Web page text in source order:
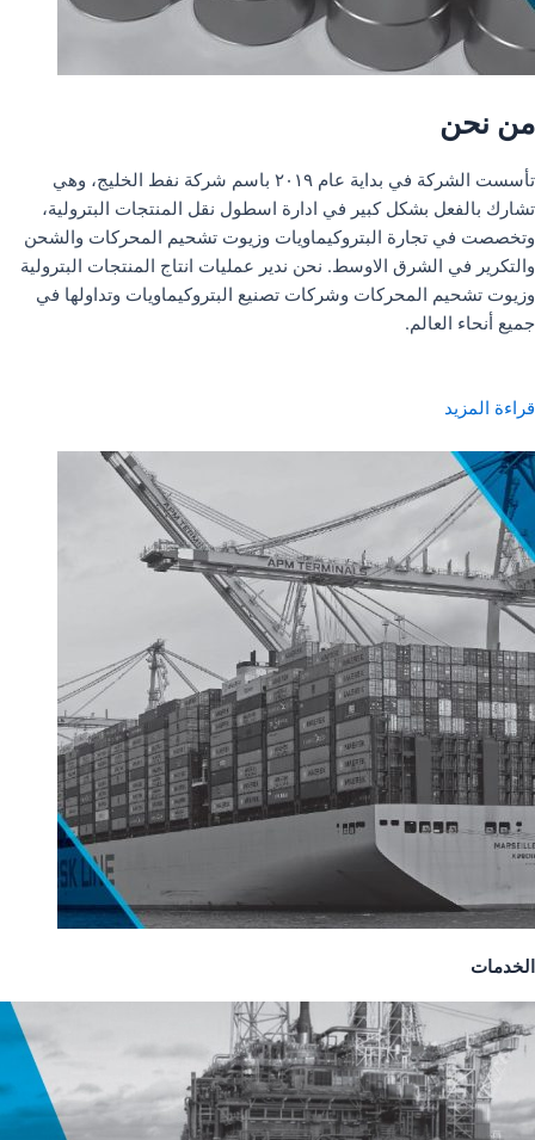
من نحن
تأسست الشركة في بداية عام ٢٠١٩ باسم شركة نفط الخليج، وهي
تشارك بالفعل بشكل كبير في ادارة اسطول نقل المنتجات البترولية،
وتخصصت في تجارة البتروكيماويات وزيوت تشحيم المحركات والشحن
والتكرير في الشرق الاوسط. نحن ندير عمليات انتاج المنتجات البترولية
وزيوت تشحيم المحركات وشركات تصنيع البتروكيماويات وتداولها في
جميع أنحاء العالم.
قراءة المزيد
الخدمات